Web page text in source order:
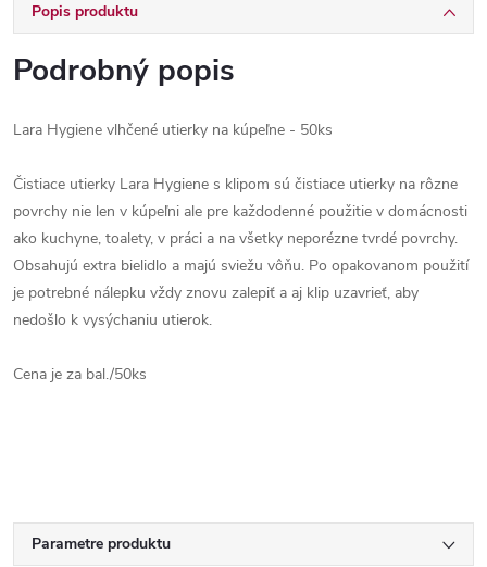
Popis produktu
Podrobný popis
Lara Hygiene vlhčené utierky na kúpeľne - 50ks
Čistiace utierky Lara Hygiene s klipom sú čistiace utierky na rôzne
povrchy nie len v kúpeľni ale pre každodenné použitie v domácnosti
ako kuchyne, toalety, v práci a na všetky neporézne tvrdé povrchy.
Obsahujú extra bielidlo a majú sviežu vôňu. Po opakovanom použití
je potrebné nálepku vždy znovu zalepiť a aj klip uzavrieť, aby
nedošlo k vysýchaniu utierok.
Cena je za bal./50ks
Parametre produktu